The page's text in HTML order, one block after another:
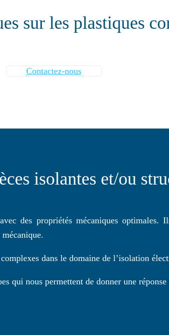
sur les plastiques
Contactez-nous
isolantes et/ou
des propriétés mécaniques optimales.
dans le domaine de l’isolation
qui nous permettent de donner une